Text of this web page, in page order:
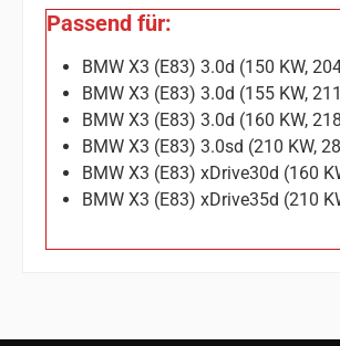
Passend für:
BMW X3 (E83) 3.0d (150 KW,
BMW X3 (E83) 3.0d (155 KW,
BMW X3 (E83) 3.0d (160 KW,
BMW X3 (E83) 3.0sd (210 KW,
BMW X3 (E83) xDrive30d (160
BMW X3 (E83) xDrive35d (210